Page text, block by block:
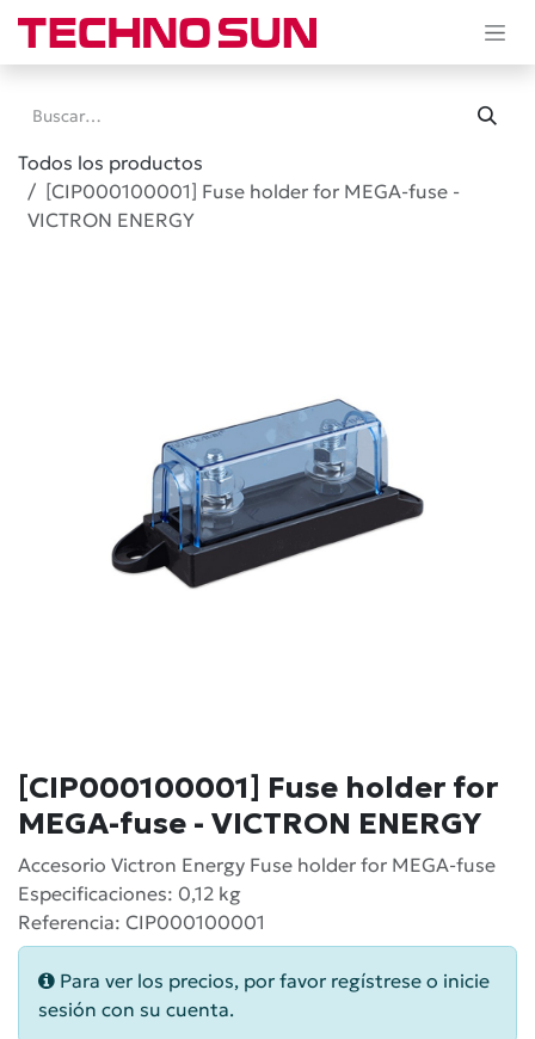
Ir al contenido
Todos los productos
[CIP000100001] Fuse holder for MEGA-fuse -
VICTRON ENERGY
[CIP000100001] Fuse holder for
MEGA-fuse - VICTRON ENERGY
Accesorio Victron Energy Fuse holder for MEGA-fuse
Especificaciones: 0,12 kg
Referencia: CIP000100001
Para ver los precios, por favor regístrese o inicie
sesión con su cuenta.